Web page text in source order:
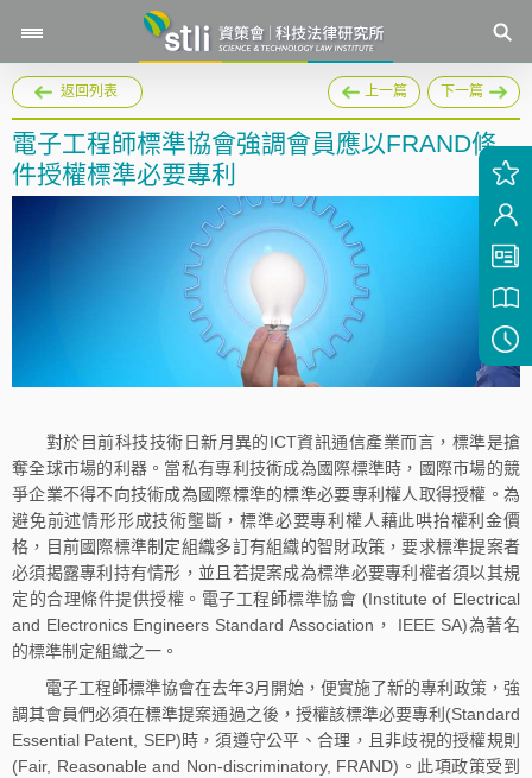
返回列表 上一篇 下一篇
電子工程師標準協會強調會員應以FRAND條
件授權標準必要專利
對於目前科技技術日新月異的ICT資訊通信產業而言，標準是搶
奪全球市場的利器。當私有專利技術成為國際標準時，國際市場的競
爭企業不得不向技術成為國際標準的標準必要專利權人取得授權。為
避免前述情形形成技術壟斷，標準必要專利權人藉此哄抬權利金價
格，目前國際標準制定組織多訂有組織的智財政策，要求標準提案者
必須揭露專利持有情形，並且若提案成為標準必要專利權者須以其規
定的合理條件提供授權。電子工程師標準協會 (Institute of Electrical
and Electronics Engineers Standard Association， IEEE SA)為著名
的標準制定組織之一。
電子工程師標準協會在去年3月開始，便實施了新的專利政策，強
調其會員們必須在標準提案通過之後，授權該標準必要專利(Standard
Essential Patent, SEP)時，須遵守公平、合理，且非歧視的授權規則
(Fair, Reasonable and Non-discriminatory, FRAND)。此項政策受到